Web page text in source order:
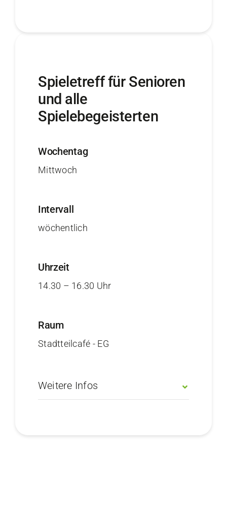
Spieletreff für Senioren
und alle
Spielebegeisterten
Wochentag
Mittwoch
Intervall
wöchentlich
Uhrzeit
14.30 – 16.30 Uhr
Raum
Stadtteilcafé - EG
Weitere Infos